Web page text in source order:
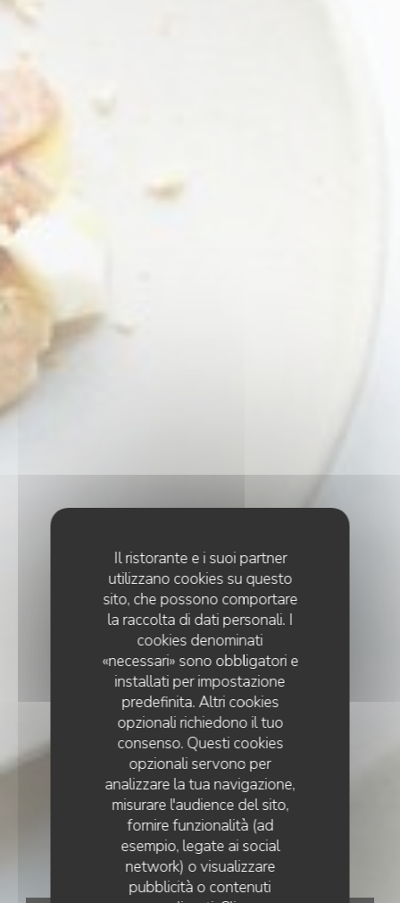
Il ristorante e i suoi partner
utilizzano cookies su questo
sito, che possono comportare
la raccolta di dati personali. I
cookies denominati
«necessari» sono obbligatori e
installati per impostazione
predefinita. Altri cookies
opzionali richiedono il tuo
consenso. Questi cookies
opzionali servono per
analizzare la tua navigazione,
misurare l'audience del sito,
fornire funzionalità (ad
esempio, legate ai social
network) o visualizzare
pubblicità o contenuti